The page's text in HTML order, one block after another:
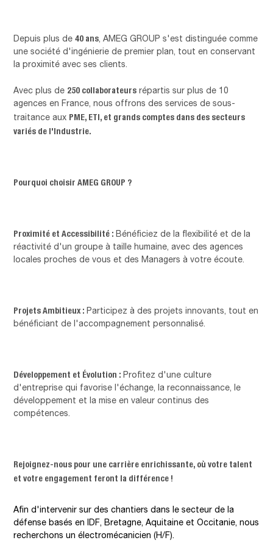
Depuis plus de40 ans , AMEG GROUP s'est distinguée comme
une société d'ingénierie de premier plan, tout en conservant
la proximité avec ses clients.
Avec plus de 250 collaborateurs répartis sur plus de 10
agences en France, nous offrons des services de sous-
traitance aux PME, ETI, et grands comptes dans des secteurs
variés de l'Industrie.
Pourquoi choisir AMEG GROUP ?
Proximité et Accessibilité :Bénéficiez de la flexibilité et de la
réactivité d'un groupe à taille humaine, avec des agences
locales proches de vous et des Managers à votre écoute.
Projets Ambitieux :Participez à des projets innovants, tout en
bénéficiant de l'accompagnement personnalisé.
Développement et Évolution :Profitez d'une culture
d'entreprise qui favorise l'échange, la reconnaissance, le
développement et la mise en valeur continus des
compétences.
Rejoignez-nous pour une carrière enrichissante, où votre talent
et votre engagement feront la différence !
Afin d'intervenir sur des chantiers dans le secteur de la
défense basés en IDF, Bretagne, Aquitaine et Occitanie, nous
recherchons un électromécanicien (H/F).